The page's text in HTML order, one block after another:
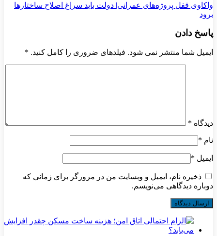
واکاوی قفل پروژه‌های عمرانی| دولت باید سراغ اصلاح ساختارها
برود
پاسخ دادن
ایمیل شما منتشر نمی شود. فیلدهای ضروری را کامل کنید. *
دیدگاه *
نام *
ایمیل *
ذخیره نام، ایمیل و وبسایت من در مرورگر برای زمانی که
دوباره دیدگاهی می‌نویسم.